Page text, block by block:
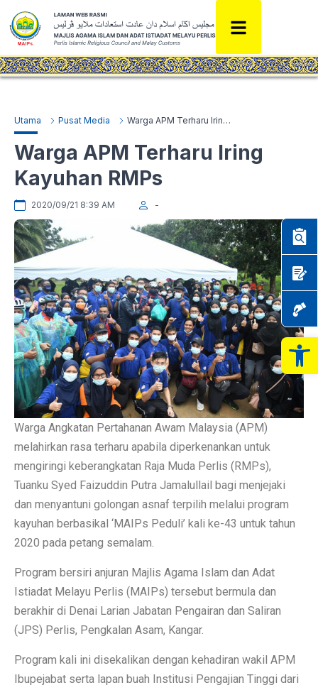
Utama Pusat Media Warga APM Terharu Iring Kayuhan RMPs
Warga APM Terharu Iring
Kayuhan RMPs
2020/09/21 8:39 AM -
Warga Angkatan Pertahanan Awam Malaysia (APM)
melahirkan rasa terharu apabila diperkenankan untuk
mengiringi keberangkatan Raja Muda Perlis (RMPs),
Tuanku Syed Faizuddin Putra Jamalullail bagi menjejaki
dan menyantuni golongan asnaf terpilih melalui program
kayuhan berbasikal ‘MAIPs Peduli’ kali ke-43 untuk tahun
2020 pada petang semalam.
Program bersiri anjuran Majlis Agama Islam dan Adat
Istiadat Melayu Perlis (MAIPs) tersebut bermula dan
berakhir di Denai Larian Jabatan Pengairan dan Saliran
(JPS) Perlis, Pengkalan Asam, Kangar.
Program kali ini disekalikan dengan kehadiran wakil APM
Ibupejabat serta lapan buah Institusi Pengajian Tinggi dari